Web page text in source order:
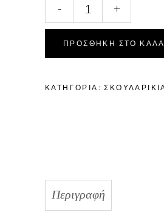
- +
ΠΡΟΣΘΉΚΗ ΣΤΟ
ΚΑΤΗΓΟΡΊΑ:
Περιγραφή